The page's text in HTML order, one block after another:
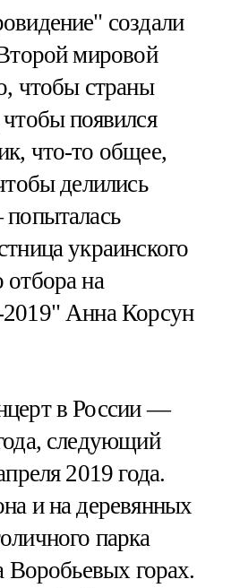
создали
мировой
чтобы страны
появился
что-то общее,
делились
украинского
отбора на
Анна Корсун
в России —
следующий
2019 года.
и на деревянных
парка
Воробьевых горах.